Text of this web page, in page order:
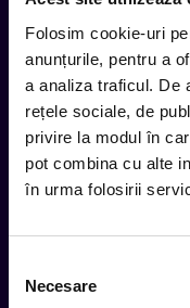
Folosim cookie-uri
anunțurile, pentru a
a analiza traficul. De
rețele sociale, de
privire la modul în
pot combina cu alte
în urma folosirii
consimțământului
Necesare
Tot ce te
inbox.
Aboneaza-te la
evenimentele noi.